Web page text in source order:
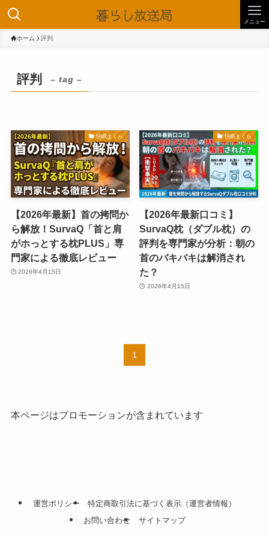
メニュー
ホーム 評判
評判 – tag –
快眠まくら
【2026年最新】首の拷問か
ら解放！SurvaQ「首と肩
がホっとする枕PLUS」専
門家による徹底レビュー
2026年4月15日
快眠まくら
【2026年最新口コミ】
SurvaQ枕（ダブル枕）の
評判を専門家が分析：朝の
首のバキバキは解消され
た？
2026年4月15日
1
本ページはプロモーションが含まれています
運営ポリシー
特定商取引法に基づく表示（運営者情報）
お問い合わせ
サイトマップ